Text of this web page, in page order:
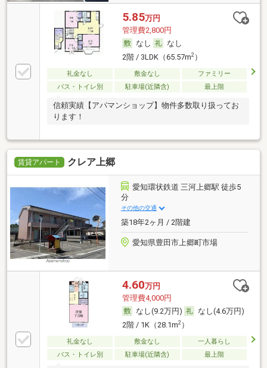
5.85万円
管理費2,800円
なし
なし
2階 / 3LDK（65.57m2）
礼金なし 敷金なし
ファミリー
バス・トイレ別
駐車場(近隣含) 最上階
信頼実績【アパマンショップ】物件多数取り扱ってお
ります！
賃貸アパート クレア上郷
愛知環状鉄道 三河上郷駅 徒歩5
分
その他の交通
築18年2ヶ月 / 2階建
愛知県豊田市上郷町市場
4.60万円
管理費4,000円
なし(9.2万円)
なし(4.6万円)
2階 / 1K（28.1m2）
礼金なし 敷金なし
一人暮らし
バス・トイレ別
駐車場(近隣含) 最上階